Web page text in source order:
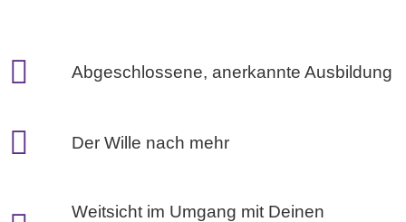
Abgeschlossene, anerkannte Ausbildung
Der Wille nach mehr
Weitsicht im Umgang mit Deinen